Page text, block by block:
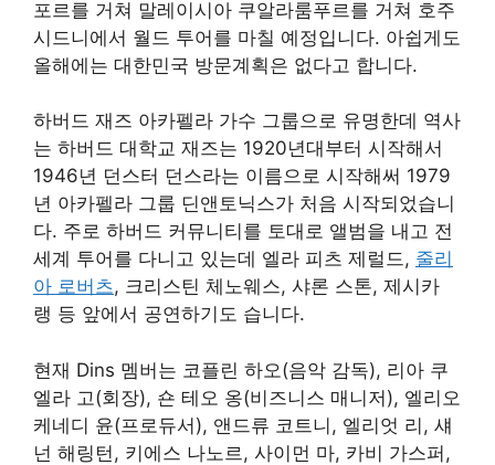
포르를 거쳐 말레이시아 쿠알라룸푸르를 거쳐 호주
시드니에서 월드 투어를 마칠 예정입니다. 아쉽게도
올해에는 대한민국 방문계획은 없다고 합니다.
하버드 재즈 아카펠라 가수 그룹으로 유명한데 역사
는 하버드 대학교 재즈는 1920년대부터 시작해서
1946년 던스터 던스라는 이름으로 시작해써 1979
년 아카펠라 그룹 딘앤토닉스가 처음 시작되었습니
다. 주로 하버드 커뮤니티를 토대로 앨범을 내고 전
세계 투어를 다니고 있는데 엘라 피츠 제럴드, 줄리
아 로버츠, 크리스틴 체노웨스, 샤론 스톤, 제시카
랭 등 앞에서 공연하기도 습니다.
현재 Dins 멤버는 코플린 하오(음악 감독), 리아 쿠
엘라 고(회장), 숀 테오 옹(비즈니스 매니저), 엘리오
케네디 윤(프로듀서), 앤드류 코트니, 엘리엇 리, 섀
넌 해링턴, 키에스 나노르, 사이먼 마, 카비 가스퍼,